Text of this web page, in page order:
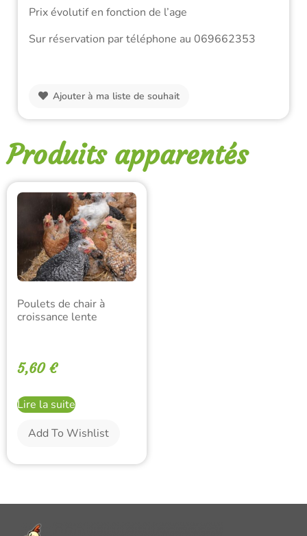
Prix évolutif en fonction de l’age
Sur réservation par téléphone au 069662353
Ajouter à ma liste de souhait
Produits apparentés
Poulets de chair à
croissance lente
5,60 €
Lire la suite
Add To Wishlist